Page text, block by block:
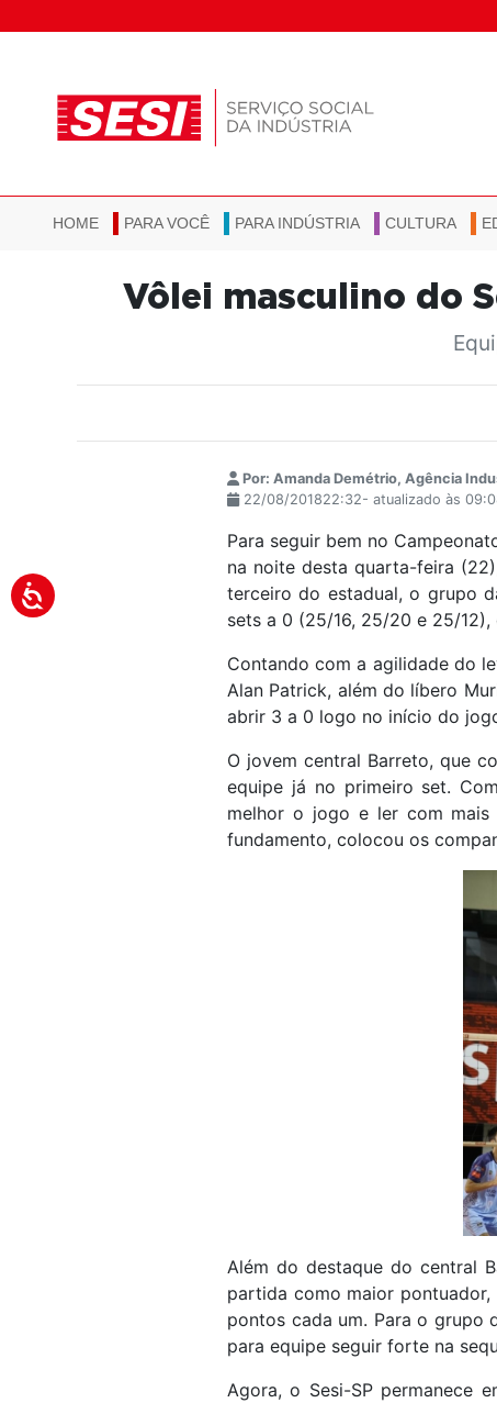
HOME PARA VOCÊ PARA INDÚSTRIA CULTURA
Vôlei masculino do
Por: Amanda Demétrio, Agência
22/08/201822:32- atualizado às
Para seguir bem no
na noite desta quarta-feira
terceiro do estadual, o grupo
sets a 0 (25/16, 25/20 e 25/
Contando com a agilidade do
Alan Patrick, além do líbero
abrir 3 a 0 logo no início do
O jovem central Barreto, que
equipe já no primeiro set.
melhor o jogo e ler com mais
fundamento, colocou os
Além do destaque do central
partida como maior
pontos cada um. Para o grupo
para equipe seguir forte na
Agora, o Sesi-SP permanece